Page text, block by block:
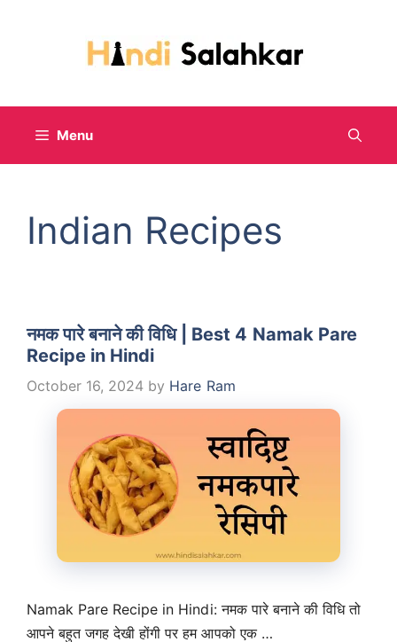
Menu
Indian Recipes
नमक पारे बनाने की विधि | Best 4 Namak Pare
Recipe in Hindi
October 16, 2024 by Hare Ram
Namak Pare Recipe in Hindi: नमक पारे बनाने की विधि तो
आपने बहुत जगह देखी होंगी पर हम आपको एक …